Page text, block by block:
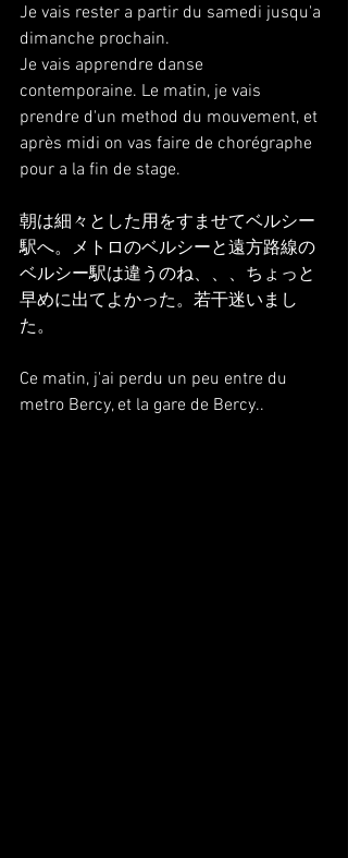
Je vais rester a partir du samedi jusqu'a
dimanche prochain.
Je vais apprendre danse
contemporaine. Le matin, je vais
prendre d'un method du mouvement, et
après midi on vas faire de chorégraphe
pour a la fin de stage.
朝は細々とした用をすませてベルシー
駅へ。メトロのベルシーと遠方路線の
ベルシー駅は違うのね、、、ちょっと
早めに出てよかった。若干迷いまし
た。
Ce matin, j'ai perdu un peu entre du
metro Bercy, et la gare de Bercy..